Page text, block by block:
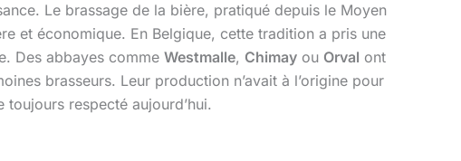
Le brassage de la bière, pratiqué depuis le Moyen
et économique. En Belgique, cette tradition a pris une
Des abbayes comme Westmalle, Chimay ou Orval ont
brasseurs. Leur production n’avait à l’origine pour
respecté aujourd’hui.